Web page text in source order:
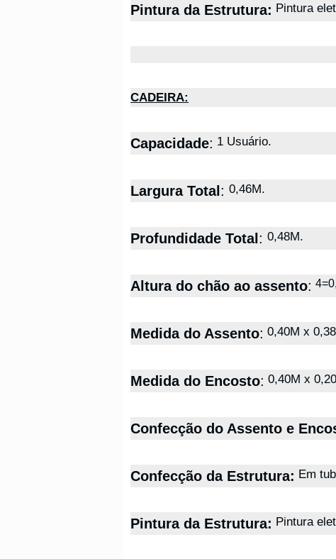
Pintura da Estrutura: Pintura
CADEIRA:
Capacidade: 1 Usuário.
Largura Total : 0,46M.
Profundidade Total : 0,48M.
Altura do chão ao assento:
Medida do Assento: 0,40M x
Medida do Encosto: 0,40M x
Confecção do Assento e
Confecção da Estrutura: Em
Pintura da Estrutura: Pintura